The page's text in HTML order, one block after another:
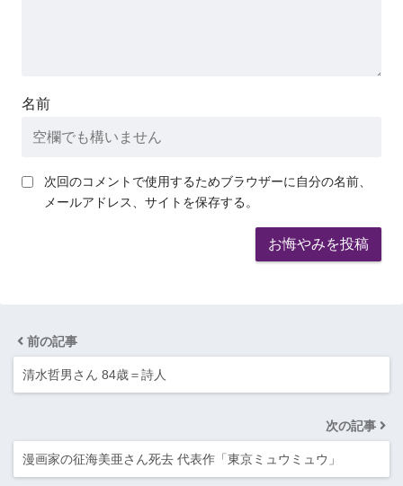
名前
次回のコメントで使用するためブラウザーに自分の名前、
メールアドレス、サイトを保存する。
前の記事
清水哲男さん 84歳＝詩人
次の記事
漫画家の征海美亜さん死去 代表作「東京ミュウミュウ」